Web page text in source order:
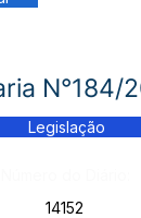
N°184/
Legislação
14152